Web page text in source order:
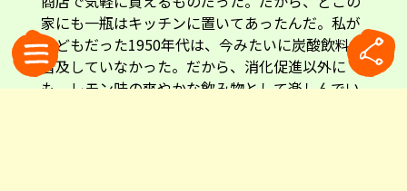
家にも一瓶はキッチンに置いてあったんだ。私が
子どもだった1950年代は、今みたいに炭酸飲料が
普及していなかった。だから、消化促進以外に
も、レモン味の爽やかな飲み物として楽しんでい